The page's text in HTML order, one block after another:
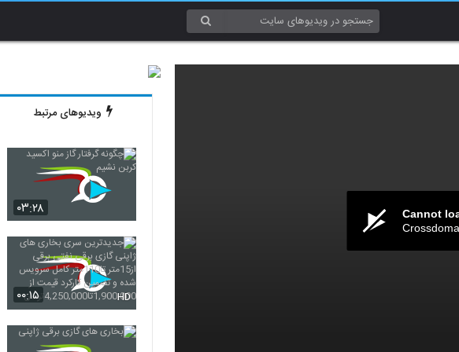
Cannot
ویدیوهای مرتبط
۰۳:۲۸
۰۰:۱۵ HD